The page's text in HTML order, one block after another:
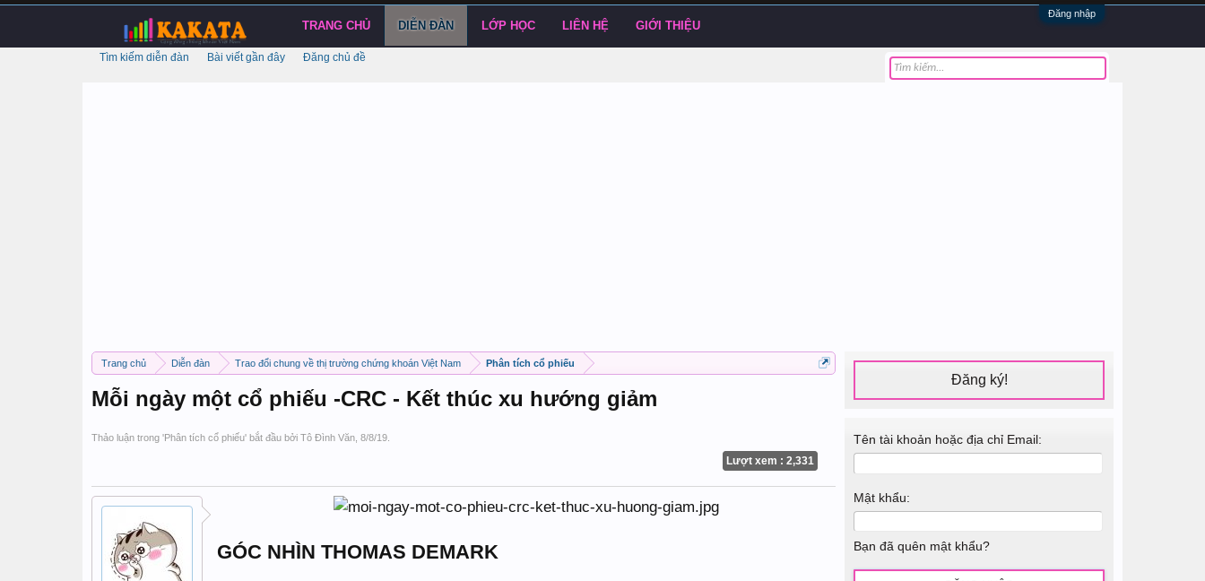
Đăng nhập
Trang chủ Diễn đàn Trao đổi chung về thị trường chứng khoán Việt Nam Phân tích cổ phiếu
Mỗi ngày một cổ phiếu -CRC - Kết thúc xu hướng giảm
Thảo luận trong 'Phân tích cổ phiếu' bắt đầu bởi Tô Đình Văn 8/8/19
Lượt xem : 2,331
GÓC NHÌN THOMAS DEMARK
Đăng ký!
Tên tài khoản hoặc địa chỉ Email:
Mật khẩu:
Bạn đã quên mật khẩu?
TRANG CHỦ DIỄN ĐÀN
Tìm kiếm diễn đàn Bài viết gần đây Đăng chủ đề
LỚP HỌC LIÊN HỆ GIỚI THIỆU